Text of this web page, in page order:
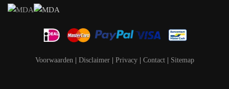
Voorwaarden| Disclaimer| Privacy| Contact| Sitemap